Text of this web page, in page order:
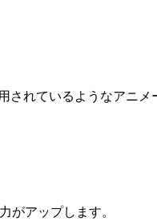
れているようなアニ
がアップします。